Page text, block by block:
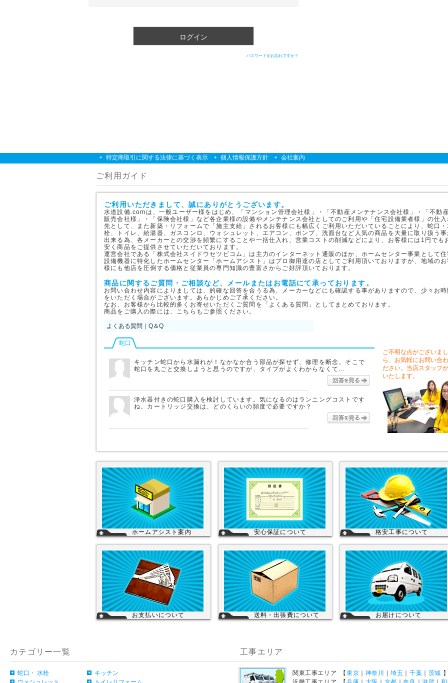
ログイン
パスワードをお忘れですか？
特定商取引に関する法律に基づく表示 個人情報保護方針 会社案内
ご利用ガイド
ご利用いただきまして、誠にありがとうございます。
水道設備.comは、一般ユーザー様をはじめ、「マンション管理会社様」・「不動産メンテナンス会社様」・「不動
販売会社様」・「保険会社様」など各企業様の設備やメンテナンス会社としてのご利用や「住宅設備業者様」の仕入
先として、また新築・リフォームで「施主支給」されるお客様にも幅広くご利用いただいていることにより、蛇口・
栓、トイレ、給湯器、ガスコンロ、ウォシュレット、エアコン、ポンプ、洗面台など人気の商品を大量に取り扱う事
出来る為、各メーカーとの交渉を頻繁にすることや一括仕入れ、営業コストの削減などにより、お客様には1円でも
安く商品をご提供させていただいております。
運営会社である「株式会社スイドウセツビコム」は主力のインターネット通販のほか、ホームセンター事業として住
設備機器に特化したホームセンター「ホームアシスト」はプロ御用達の店としてご利用頂いておりますが、地域のお
様にも他店を圧倒する価格と従業員の専門知識の豊富さからご好評頂いております。
商品に関するご質問・ご相談など、メールまたはお電話にて承っております。
お問い合わせ内容によりましては、的確な回答を合うる為、メーカーなどにも確認する事がありますので、少々お時
をいただく場合がございます。あらかじめご了承ください。
なお、お客様から比較的多くお寄せいただくご質問を「よくある質問」としてまとめております。
商品をご購入の際には、こちらもご参照ください。
よくある質問｜Q＆Q
蛇口
キッチン蛇口から水漏れが！なかなか合う部品が探せず、修理を断念。そこで
蛇口を丸ごと交換しようと思うのですが、タイプがよくわからなくて…
回答を見る
浄水器付きの蛇口購入を検討しています。気になるのはランニングコストです
ね。カートリッジ交換は、どのくらいの頻度で必要ですか？
回答を見る
ご不明な点がございま
ら、お気軽にお問い合
ださい。当店スタッフ
いたします。
ホームアシスト案内
ツビコムのホームセンター事業で行って
いる【プロ御用達の店】です。
ホームアシストからお客様のご注文頂い
た住宅設備機器は品質管理され発送させ
て頂いております。
詳細を見る
安心保証について
カーに会社名が登録され取り引きしてい
ます。
その為、商品の初期不良や新品メーカー
保証が受けられます。
工事を頼まれた場合、工事保証は5年間
は無料修理にて対応致します。
格安工事について
他、当店の企業理念に賛同して頂き厳し
い技術や品質基準をクリアされた協力店
さんが同一の価格で契約のもと同一のサ
ービスを提供していますので安心して交
換工事もご依頼下さい。
お支払いについて
カード決済は現在ご利用出来ません。
送料・出張費について
せください。
お届けについて
宅配便でお届けの場合、時間指定が可能
です。
カテゴリー一覧
蛇口・ 水栓
キッチン
工事エリア
関東工事エリア 【 東京 神奈川 ｜埼玉 ｜千葉 茨城 】